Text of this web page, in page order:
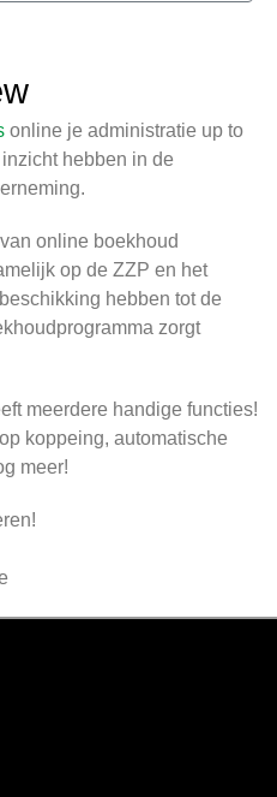
online je administratie up to
hebben in de
online boekhoud
op de ZZP en het
hebben tot de
zorgt
meerdere handige functies!
koppeing, automatische
meer!